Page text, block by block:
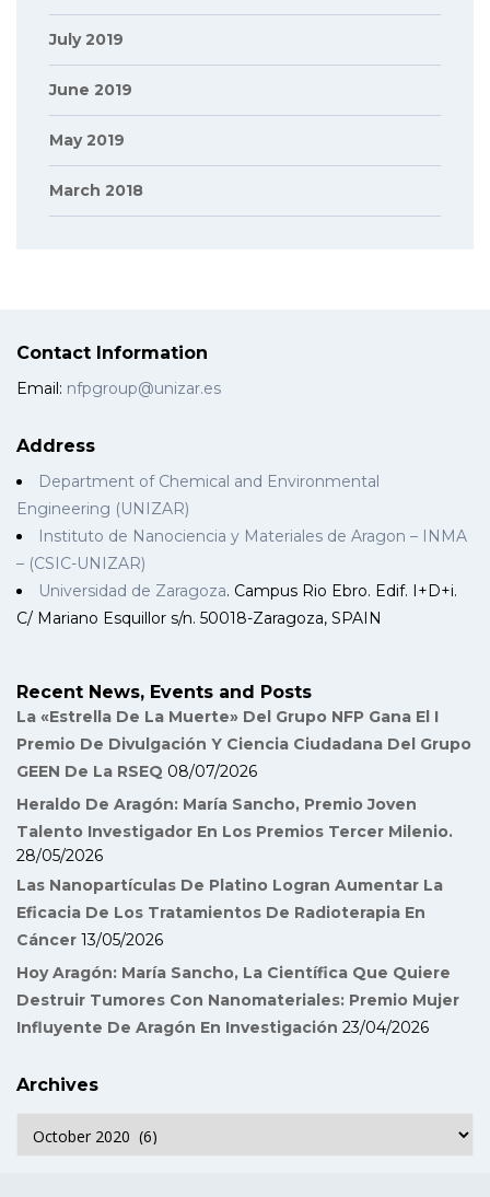
July 2019
June 2019
May 2019
March 2018
Contact Information
Email: nfpgroup@unizar.es
Address
Department of Chemical and Environmental
Engineering (UNIZAR)
Instituto de Nanociencia y Materiales de Aragon – INMA
– (CSIC-UNIZAR)
Universidad de Zaragoza. Campus Rio Ebro. Edif. I+D+i.
C/ Mariano Esquillor s/n. 50018-Zaragoza, SPAIN
Recent News, Events and Posts
La «Estrella De La Muerte» Del Grupo NFP Gana El I
Premio De Divulgación Y Ciencia Ciudadana Del Grupo
GEEN De La RSEQ 08/07/2026
Heraldo De Aragón: María Sancho, Premio Joven
Talento Investigador En Los Premios Tercer Milenio.
28/05/2026
Las Nanopartículas De Platino Logran Aumentar La
Eficacia De Los Tratamientos De Radioterapia En
Cáncer 13/05/2026
Hoy Aragón: María Sancho, La Científica Que Quiere
Destruir Tumores Con Nanomateriales: Premio Mujer
Influyente De Aragón En Investigación 23/04/2026
Archives